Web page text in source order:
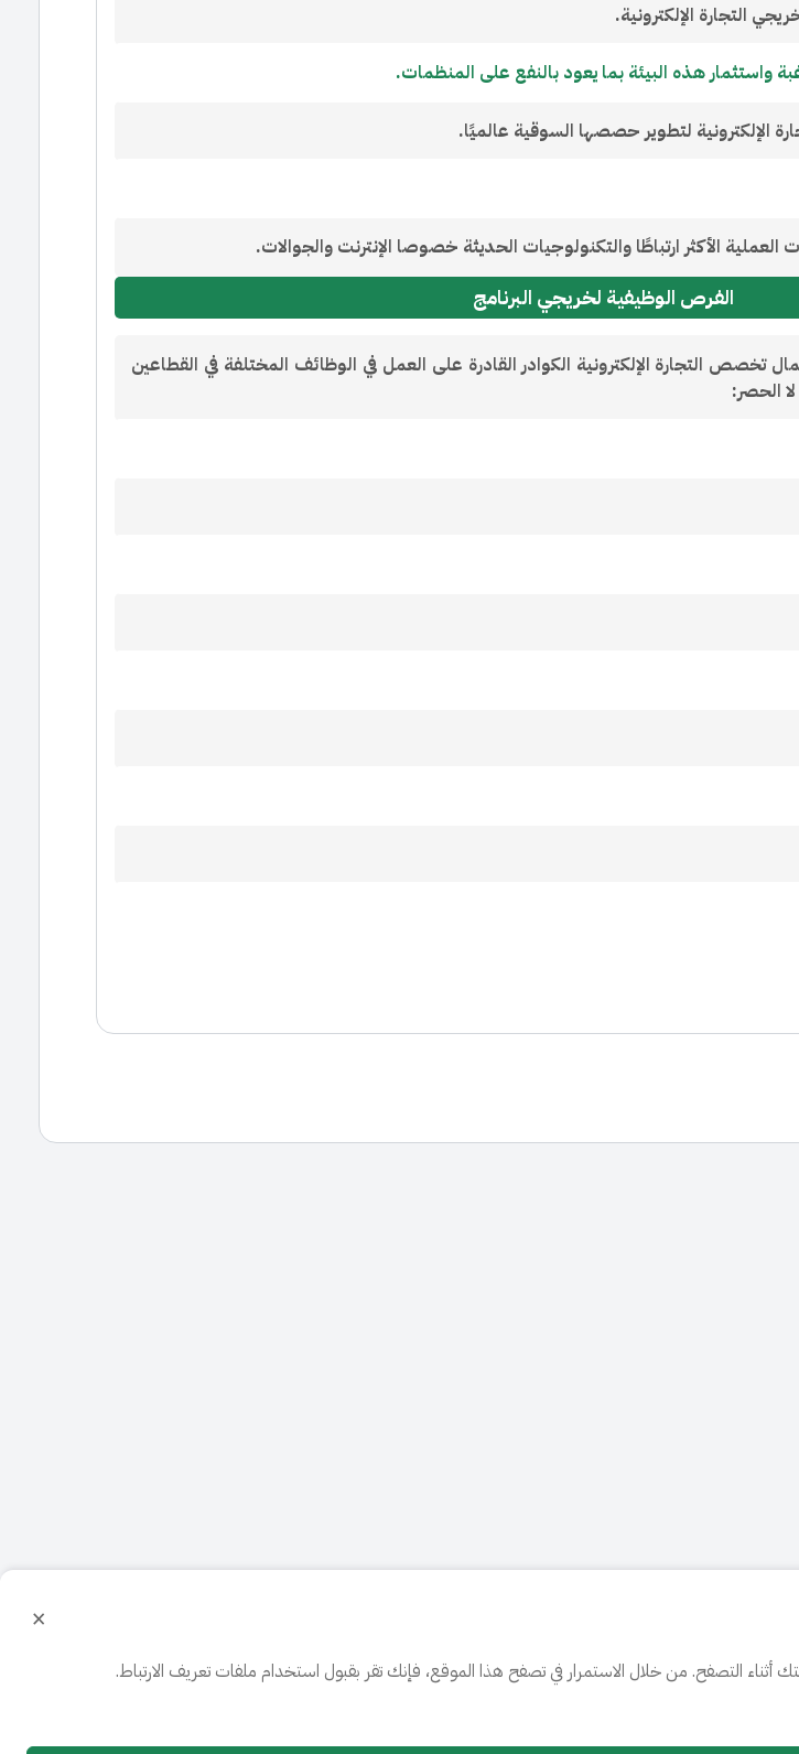
التجارة الإلكترونية.
واستثمار هذه البيئة بما يعود بالنفع على المنظمات.
الإلكترونية لتطوير حصصها السوقية عالميًا.
الأكثر ارتباطًا والتكنولوجيات الحديثة خصوصا الإنترنت والجوالات.
الفرص الوظيفية لخريجي البرنامج
تخصص التجارة الإلكترونية الكوادر القادرة على العمل في الوظائف المختلفة في القطاعين
الحصر:
×
التصفح. من خلال الاستمرار في تصفح هذا الموقع، فإنك تقر بقبول استخدام ملفات تعريف الارتباط.